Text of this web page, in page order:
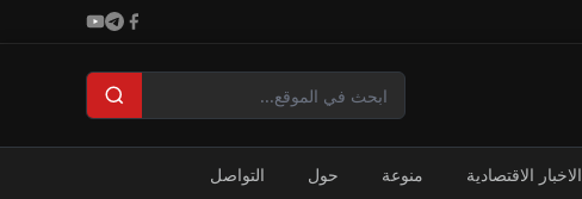
الاخبار الاقتصادية منوعة حول التواصل